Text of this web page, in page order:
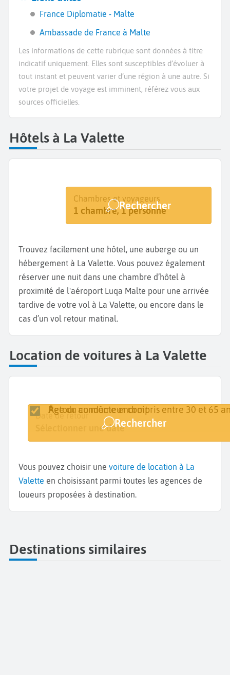
France Diplomatie - Malte
Ambassade de France à Malte
Les informations de cette rubrique sont données à titre
indicatif uniquement. Elles sont susceptibles d’évoluer à
tout instant et peuvent varier d’une région à une autre. Si
votre projet de voyage est imminent, référez vous aux
sources officielles.
Hôtels à La Valette
Destination
La Valette
Dates
Dates de votre séjour
Chambres et voyageurs
1 chambre, 1 personne
Rechercher
Trouvez facilement une hôtel, une auberge ou un
hébergement à La Valette. Vous pouvez également
réserver une nuit dans une chambre d’hôtel à
proximité de l'aéroport Luqa Malte pour une arrivée
tardive de votre vol à La Valette, ou encore dans le
cas d’un vol retour matinal.
Location de voitures à La Valette
Lieu de retrait
Date de retrait
Sélectionner une date
Date de retour
Sélectionner une date
Retour au même endroit
Âge du conducteur compris entre 30 et 65
Rechercher
Vous pouvez choisir une voiture de location à La
Valette en choisissant parmi toutes les agences de
loueurs proposées à destination.
Destinations similaires